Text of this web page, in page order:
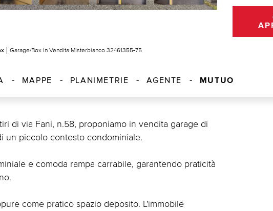
Garage/Box In Vendita Misterbianco 32461355-75
MAPPE PLANIMETRIE AGENTE MUTUO
di via Fani, n.58, proponiamo in vendita garage di
un piccolo contesto condominiale.
e comoda rampa carrabile, garantendo praticità
come pratico spazio deposito. L'immobile